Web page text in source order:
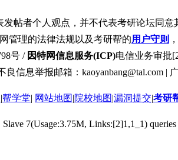
帖者个人观点，并不代表考研论坛同意
管理的法律法规以及考研帮的用户守则
号 / 因特网信息服务(ICP)电信业务审批
良信息举报邮箱：kaoyanbang@tal.com |
|帮学堂| 网站地图|院校地图|漏洞提交|考研
Slave 7(Usage:3.75M, Links:[2]1,1_1)